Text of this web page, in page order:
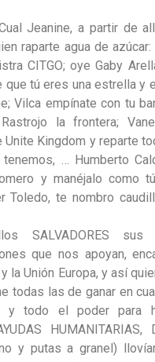
Jeanine, a partir de
raparte agua de
CITGO; oye Gaby
que tú eres una estrella y
Vilca empínate con tu
la frontera;
Unite Kingdom y reparte
… Humberto
y manéjalo como
Toledo, te nombro
SALVADORES
que nos apoyan,
la Unión Europa, y así
todas las de ganar en
y todo el poder para
HUMANITARIAS,
y putas a granel)